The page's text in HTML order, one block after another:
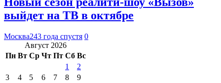
выйдет на ТВ в октябре
Москва243 года спустя 0
Август 2026
Пн Вт Ср Чт Пт Сб Вс
1
2
3
4 5 6 7 8
9